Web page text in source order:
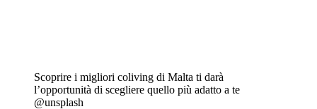
Scoprire i migliori coliving di Malta ti darà
l’opportunità di scegliere quello più adatto a te
@unsplash